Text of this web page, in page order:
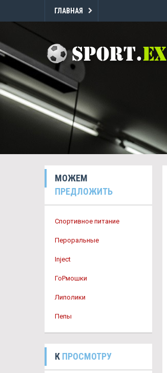
ГЛАВНАЯ
МОЖЕМ
ПРЕДЛОЖИТЬ
Спортивное питание
Пероральные
Inject
ГоРмошки
Липолики
Пепы
К ПРОСМОТРУ